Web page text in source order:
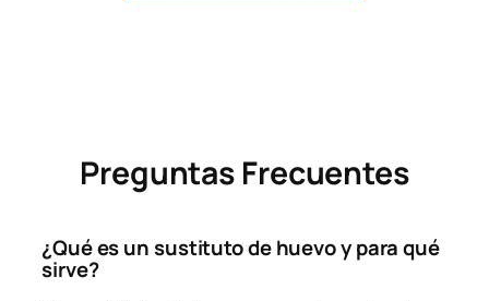
Preguntas Frecuentes
¿Qué es un sustituto de huevo y para qué
sirve?